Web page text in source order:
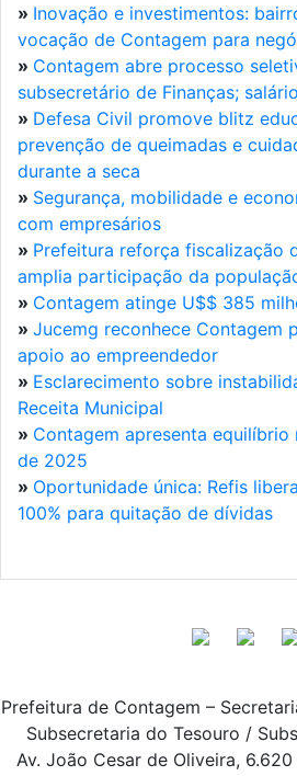
» Inovação e investimentos:
vocação de Contagem para
» Contagem abre processo
subsecretário de Finanças;
» Defesa Civil promove blitz
prevenção de queimadas e
durante a seca
» Segurança, mobilidade e
com empresários
» Prefeitura reforça fiscalização
amplia participação da
» Contagem atinge U$$ 385
» Jucemg reconhece Contagem
apoio ao empreendedor
» Esclarecimento sobre
Receita Municipal
» Contagem apresenta equilíbrio
de 2025
» Oportunidade única: Refis
100% para quitação de dívidas
Prefeitura de Contagem –
Subsecretaria do Tesouro /
Av. João Cesar de Oliveira,